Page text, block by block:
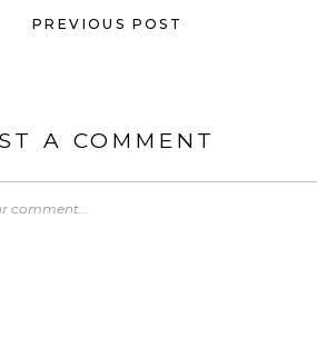
PREVIOUS POST
A COMMENT